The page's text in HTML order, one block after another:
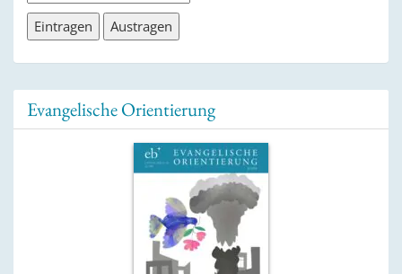
Evangelische Orientierung